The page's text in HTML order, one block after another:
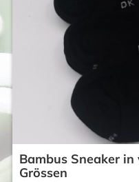
Bambus Sneaker in
Grössen